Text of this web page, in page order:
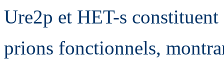
Ure2p et HET-s
prions fonctionnels,